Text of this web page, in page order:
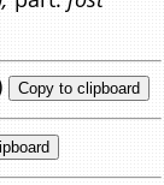
Copy to clipboard